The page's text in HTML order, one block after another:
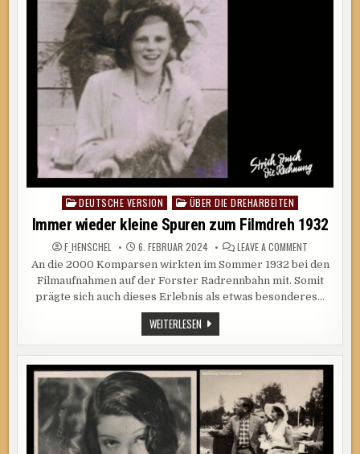
ZUSAMMENDICHTET
…
Posted
DEUTSCHE VERSION ÜBER DIE DREHARBEITEN
Immer wieder kleine Spuren zum Filmdreh 1932
F_HENSCHEL 6. FEBRUAR 2024 LEAVE A COMMENT
WIEDER
KLEINE
SPUREN
ZUM
FILMDREH
An die 2000 Komparsen wirkten im Sommer 1932 bei den
Filmaufnahmen auf der Forster Radrennbahn mit. Somit
prägte sich auch dieses Erlebnis als etwas besonderes…
WEITERLESENIMMER
WIEDER
KLEINE
SPUREN
ZUM
FILMDREH